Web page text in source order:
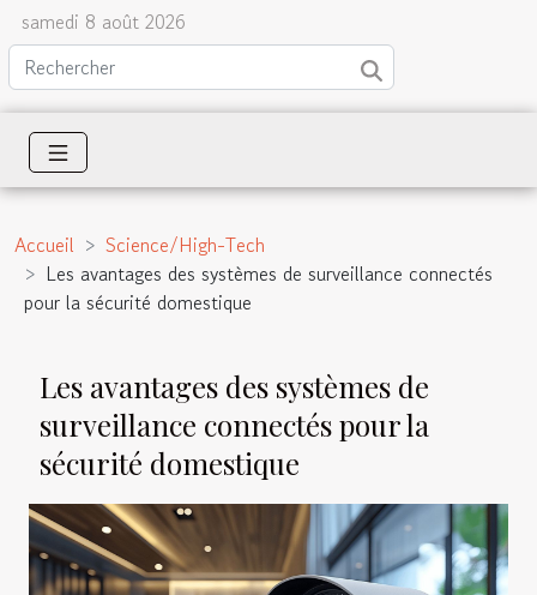
samedi 8 août 2026
Accueil
Science/High-Tech
Les avantages des systèmes de surveillance connectés
pour la sécurité domestique
Les avantages des systèmes de
surveillance connectés pour la
sécurité domestique